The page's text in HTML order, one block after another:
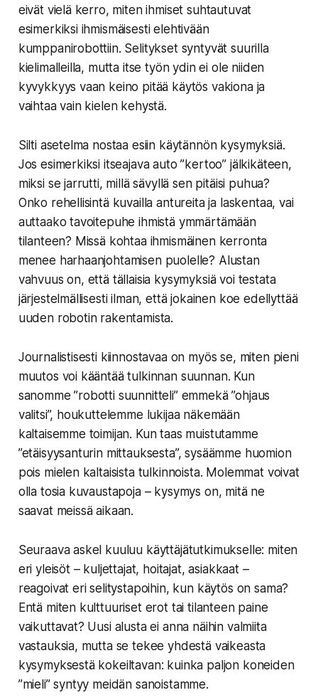
eivät vielä kerro, miten ihmiset suhtautuvat
esimerkiksi ihmismäisesti elehtivään
kumppanirobottiin. Selitykset syntyvät suurilla
kielimalleilla, mutta itse työn ydin ei ole niiden
kyvykkyys vaan keino pitää käytös vakiona ja
vaihtaa vain kielen kehystä.
Silti asetelma nostaa esiin käytännön kysymyksiä.
Jos esimerkiksi itseajava auto ”kertoo” jälkikäteen,
miksi se jarrutti, millä sävyllä sen pitäisi puhua?
Onko rehellisintä kuvailla antureita ja laskentaa, vai
auttaako tavoitepuhe ihmistä ymmärtämään
tilanteen? Missä kohtaa ihmismäinen kerronta
menee harhaanjohtamisen puolelle? Alustan
vahvuus on, että tällaisia kysymyksiä voi testata
järjestelmällisesti ilman, että jokainen koe edellyttää
uuden robotin rakentamista.
Journalistisesti kiinnostavaa on myös se, miten pieni
muutos voi kääntää tulkinnan suunnan. Kun
sanomme ”robotti suunnitteli” emmekä ”ohjaus
valitsi”, houkuttelemme lukijaa näkemään
kaltaisemme toimijan. Kun taas muistutamme
”etäisyysanturin mittauksesta”, sysäämme huomion
pois mielen kaltaisista tulkinnoista. Molemmat voivat
olla tosia kuvaustapoja – kysymys on, mitä ne
saavat meissä aikaan.
Seuraava askel kuuluu käyttäjätutkimukselle: miten
eri yleisöt – kuljettajat, hoitajat, asiakkaat –
reagoivat eri selitystapoihin, kun käytös on sama?
Entä miten kulttuuriset erot tai tilanteen paine
vaikuttavat? Uusi alusta ei anna näihin valmiita
vastauksia, mutta se tekee yhdestä vaikeasta
kysymyksestä kokeiltavan: kuinka paljon koneiden
”mieli” syntyy meidän sanoistamme.